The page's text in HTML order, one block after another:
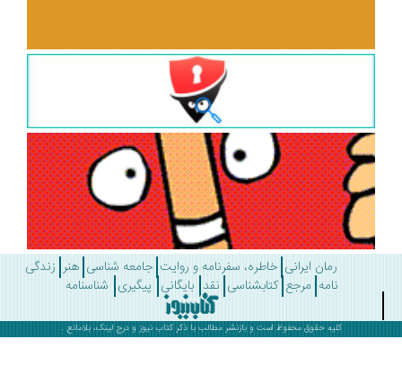
رمان ایرانی خاطره، سفرنامه و روایت جامعه شناسی هنر زندگی
مرجع کتابشناسی نقد بایگانی پیگیری شناسنامه
کلیه حقوق محفوظ است و بازنشر مطالب با ذکرکتاب نیوز و درج لینک، بلامانع .